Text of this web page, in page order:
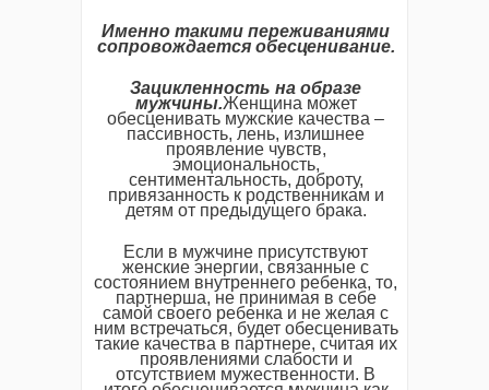
Именно такими переживаниями
сопровождается обесценивание.
Зацикленность на образе
мужчины.Женщина может
обесценивать мужские качества –
пассивность, лень, излишнее
проявление чувств,
эмоциональность,
сентиментальность, доброту,
привязанность к родственникам и
детям от предыдущего брака.
Если в мужчине присутствуют
женские энергии, связанные с
состоянием внутреннего ребенка, то,
партнерша, не принимая в себе
самой своего ребенка и не желая с
ним встречаться, будет обесценивать
такие качества в партнере, считая их
проявлениями слабости и
отсутствием мужественности. В